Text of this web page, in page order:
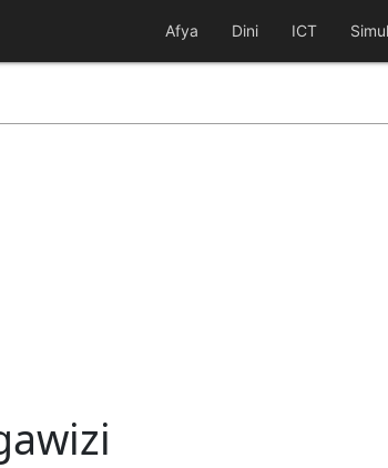
Afya Dini ICT